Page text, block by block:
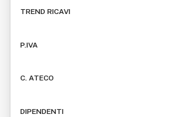
TREND RICAVI
P.IVA
C. ATECO
DIPENDENTI